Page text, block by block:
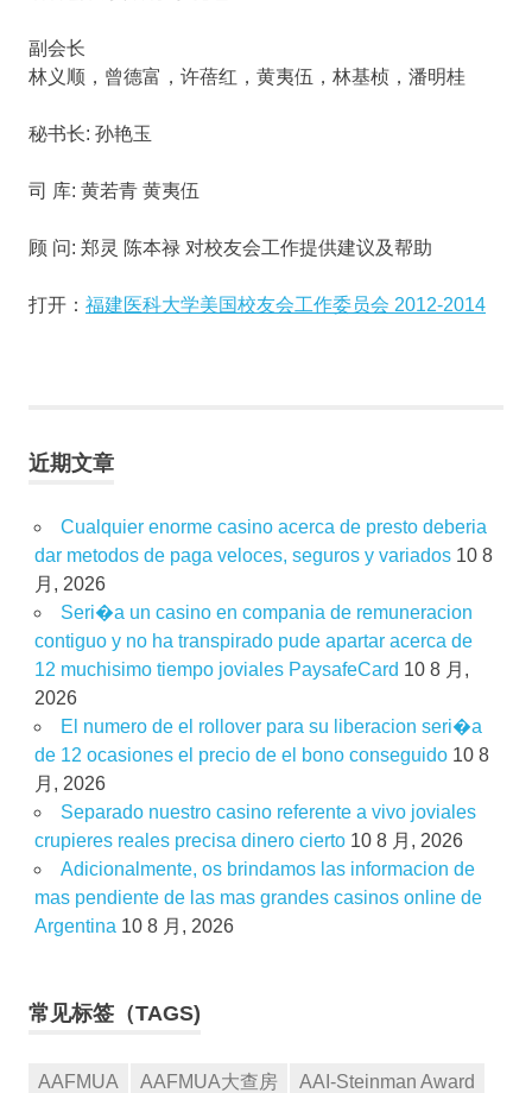
副会长
林义顺，曾德富，许蓓红，黄夷伍，林基桢，潘明桂
秘书长: 孙艳玉
司 库: 黄若青 黄夷伍
顾 问: 郑灵 陈本禄 对校友会工作提供建议及帮助
打开： 福建医科大学美国校友会工作委员会 2012-2014
近期文章
Cualquier enorme casino acerca de presto deberia
dar metodos de paga veloces, seguros y variados 10 8
月, 2026
Seri�a un casino en compania de remuneracion
contiguo y no ha transpirado pude apartar acerca de
12 muchisimo tiempo joviales PaysafeCard 10 8 月,
2026
El numero de el rollover para su liberacion seri�a
de 12 ocasiones el precio de el bono conseguido 10 8
月, 2026
Separado nuestro casino referente a vivo joviales
crupieres reales precisa dinero cierto 10 8 月, 2026
Adicionalmente, os brindamos las informacion de
mas pendiente de las mas grandes casinos online de
Argentina 10 8 月, 2026
常见标签（TAGS)
AAFMUA AAFMUA大查房
AAI-Steinman Award